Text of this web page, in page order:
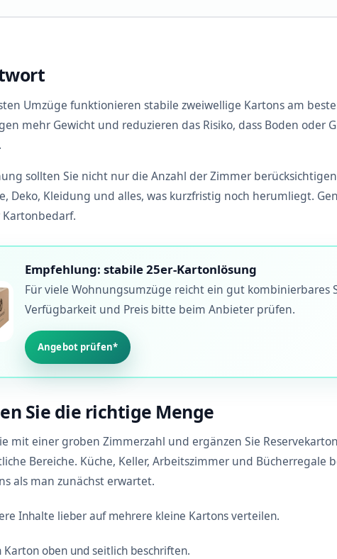
Umzüge funktionieren stabile zweiwellige Kartons am
mehr Gewicht und reduzieren das Risiko, dass Boden oder
sollten Sie nicht nur die Anzahl der Zimmer
Deko, Kleidung und alles, was kurzfristig noch herumliegt.
Kartonbedarf.
Empfehlung: stabile 25er-Kartonlösung
Für viele Wohnungsumzüge reicht ein gut kombinierbares
Verfügbarkeit und Preis bitte beim Anbieter prüfen.
Angebot prüfen*
Sie die richtige Menge
mit einer groben Zimmerzahl und ergänzen Sie
Bereiche. Küche, Keller, Arbeitszimmer und Bücherregale
als man zunächst erwartet.
Inhalte lieber auf mehrere kleine Kartons verteilen.
Karton oben und seitlich beschriften.